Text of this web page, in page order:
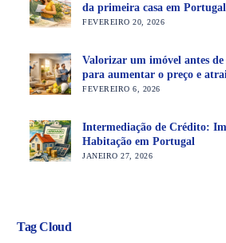
da primeira casa em Portugal
FEVEREIRO 20, 2026
Valorizar um imóvel antes de
para aumentar o preço e
FEVEREIRO 6, 2026
Intermediação de Crédito:
Habitação em Portugal
JANEIRO 27, 2026
Tag Cloud